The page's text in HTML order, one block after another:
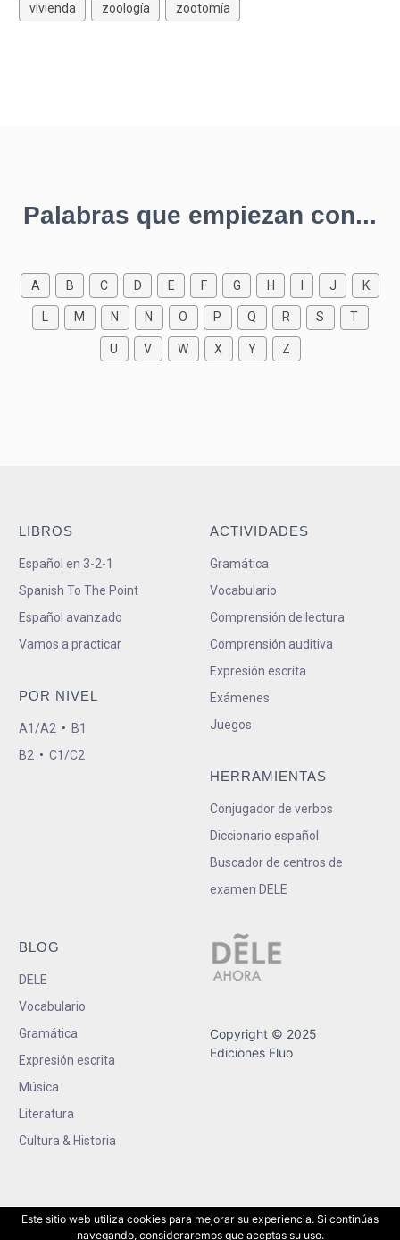
vivienda zoología zootomía
Palabras que empiezan con...
A B C D E F G H J K
L M N Ñ O P Q R S T
U V W X Y Z
LIBROS
Español en 3-2-1
Spanish To The Point
Español avanzado
Vamos a practicar
POR NIVEL
A1/A2 • B1
B2 • C1/C2
ACTIVIDADES
Gramática
Vocabulario
Comprensión de lectura
Comprensión auditiva
Expresión escrita
Exámenes
Juegos
HERRAMIENTAS
Conjugador de verbos
Diccionario español
Buscador de centros de
examen DELE
BLOG
DELE
Vocabulario
Gramática
Expresión escrita
Música
Literatura
Cultura & Historia
Copyright © 2025
Ediciones Fluo
Este sitio web utiliza cookies para mejorar su experiencia. Si continúas
navegando, consideraremos que aceptas su uso.